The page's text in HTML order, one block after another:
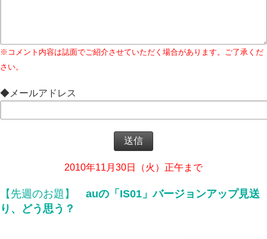
※コメント内容は誌面でご紹介させていただく場合があります。ご了承くだ
さい。
◆メールアドレス
2010年11月30日（火）正午まで
【先週のお題】 auの「IS01」バージョンアップ見送
り、どう思う？